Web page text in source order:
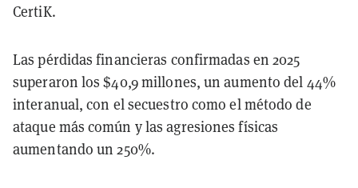
CertiK.
Las pérdidas financieras confirmadas en 2025
superaron los $40,9 millones, un aumento del 44%
interanual, con el secuestro como el método de
ataque más común y las agresiones físicas
aumentando un 250%.